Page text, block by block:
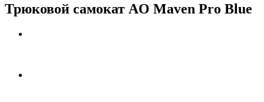
Трюковой самокат AO Maven Pro Blue